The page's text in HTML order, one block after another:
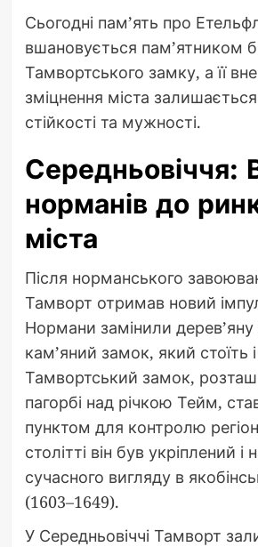
Сьогодні пам’ять про
вшановується пам’ятником
Тамвортського замку, а її
зміцнення міста
стійкості та мужності.
Середньовіччя:
норманів до
міста
Після норманського
Тамворт отримав новий
Нормани замінили
кам’яний замок, який стоїть і
Тамвортський замок,
пагорбі над річкою Тейм,
пунктом для контролю
столітті він був укріплений і
сучасного вигляду в
(1603–1649).
У Середньовіччі Тамворт